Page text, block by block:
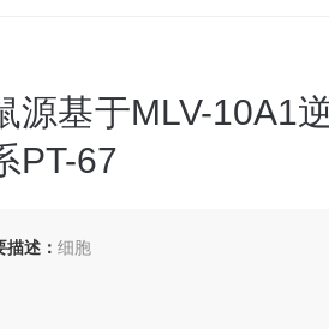
源基于MLV-10A1
PT-67
描述：细胞